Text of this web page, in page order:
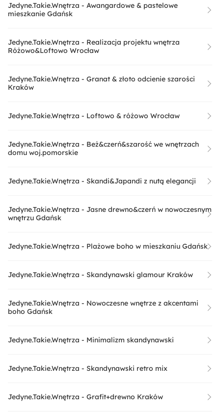
Jedyne.Takie.Wnętrza - Awangardowe & pastelowe
mieszkanie Gdańsk
Jedyne.Takie.Wnętrza - Realizacja projektu wnętrza
Różowo&Loftowo Wrocław
Jedyne.Takie.Wnętrza - Granat & złoto odcienie szarości
Kraków
Jedyne.Takie.Wnętrza - Loftowo & różowo Wrocław
Jedyne.Takie.Wnętrza - Beż&czerń&szarość we wnętrzach
domu woj.pomorskie
Jedyne.Takie.Wnętrza - Skandi&Japandi z nutą elegancji
Jedyne.Takie.Wnętrza - Jasne drewno&czerń w nowoczesnym
wnętrzu Gdańsk
Jedyne.Takie.Wnętrza - Plażowe boho w mieszkaniu Gdańsk
Jedyne.Takie.Wnętrza - Skandynawski glamour Kraków
Jedyne.Takie.Wnętrza - Nowoczesne wnętrze z akcentami
boho Gdańsk
Jedyne.Takie.Wnętrza - Minimalizm skandynawski
Jedyne.Takie.Wnętrza - Skandynawski retro mix
Jedyne.Takie.Wnętrza - Grafit+drewno Kraków